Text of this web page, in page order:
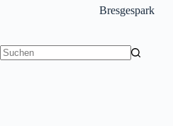
Bresgespark